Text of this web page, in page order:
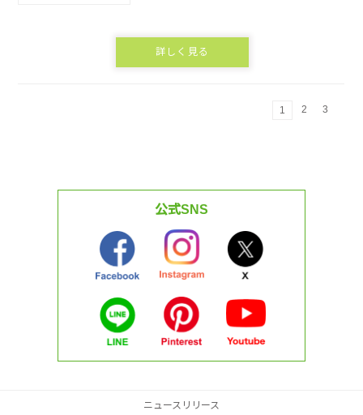
詳しく見る
1 2 3
公式SNS
ニュースリリース